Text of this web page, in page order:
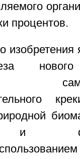
процентов.
изобретения
нового
и